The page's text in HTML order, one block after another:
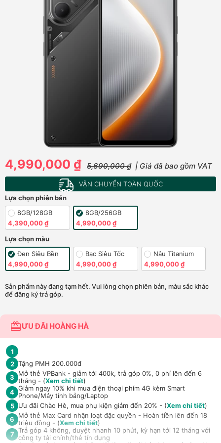
4,990,000 ₫ 5,690,000 ₫ | Giá đã bao gồm VAT
VẬN CHUYỂN TOÀN QUỐC
Lựa chọn phiên bản
8GB/128GB
4,390,000 ₫
8GB/256GB
4,990,000 ₫
Lựa chọn màu
Đen Siêu Bền
4,990,000 ₫
Bạc Siêu Tốc
4,990,000 ₫
Nâu Titanium
4,990,000 ₫
Sản phẩm này đang tạm hết. Vui lòng chọn phiên bản, màu sắc khác
để đăng ký trả góp.
ƯU ĐÃI HOÀNG HÀ
1
2 Tặng PMH 200.000đ
3
Mở thẻ VPBank - giảm tới 400k, trả góp 0%, 0 phí lên đến 6
tháng - (Xem chi tiết)
4 Giảm ngay 10% khi mua điện thoại phím 4G kèm Smart
Phone/Máy tính bảng/Laptop
5 Ưu đãi Chào Hè, mua phụ kiện giảm đến 20% - (Xem chi tiết)
6
Mở thẻ Max Card nhận loạt đặc quyền - Hoàn tiền lên đến 18
triệu đồng - (Xem chi tiết)
7 Trả góp 4 không, duyệt nhanh 10 phút, kỳ hạn tới 12 tháng với
công ty tài chính/thẻ tín dụng